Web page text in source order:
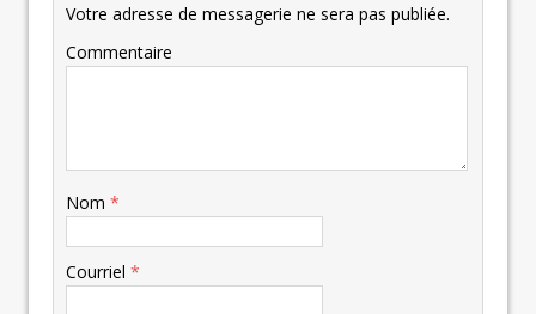
Votre adresse de messagerie ne sera pas publiée.
Commentaire
Nom *
Courriel *